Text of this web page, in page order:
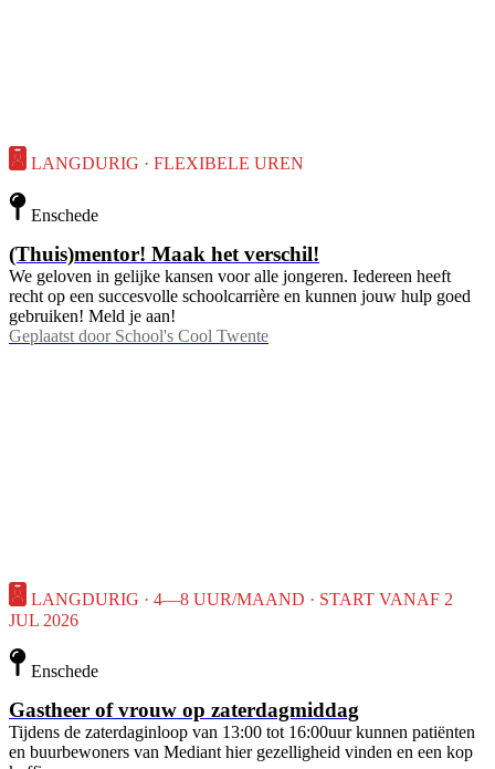
LANGDURIG · FLEXIBELE UREN
Enschede
(Thuis)mentor! Maak het verschil!
We geloven in gelijke kansen voor alle jongeren. Iedereen heeft
recht op een succesvolle schoolcarrière en kunnen jouw hulp goed
gebruiken! Meld je aan!
Geplaatst door School's Cool Twente
LANGDURIG · 4—8 UUR/MAAND · START VANAF 2
JUL 2026
Enschede
Gastheer of vrouw op zaterdagmiddag
Tijdens de zaterdaginloop van 13:00 tot 16:00uur kunnen patiënten
en buurbewoners van Mediant hier gezelligheid vinden en een kop